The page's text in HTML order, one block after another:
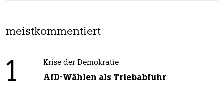
meistkommentiert
1 Krise der Demokratie
AfD-Wählen als Triebabfuhr